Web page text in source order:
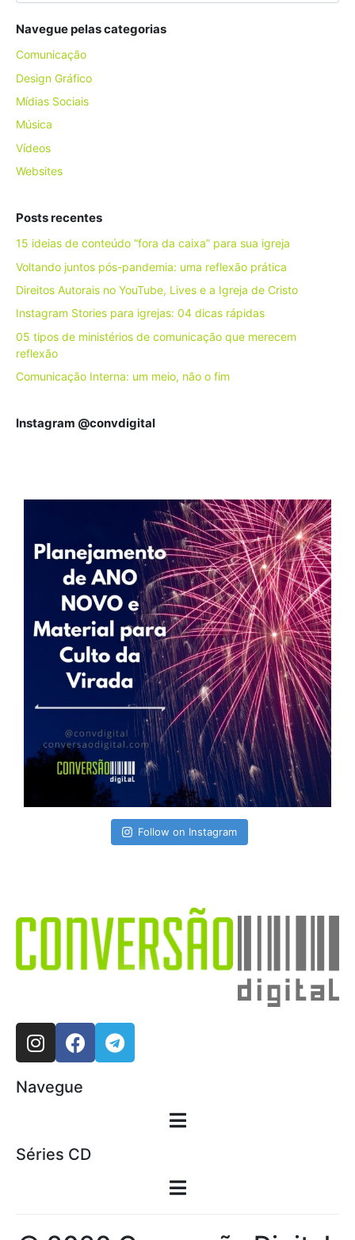
Navegue pelas categorias
Comunicação
Design Gráfico
Mídias Sociais
Música
Vídeos
Websites
Posts recentes
15 ideias de conteúdo “fora da caixa” para sua igreja
Voltando juntos pós-pandemia: uma reflexão prática
Direitos Autorais no YouTube, Lives e a Igreja de Cristo
Instagram Stories para igrejas: 04 dicas rápidas
05 tipos de ministérios de comunicação que merecem
reflexão
Comunicação Interna: um meio, não o fim
Instagram @convdigital
Follow on Instagram
Navegue
Séries CD